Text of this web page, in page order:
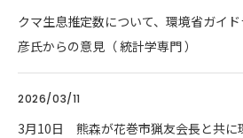
クマ生息推定数について、環境省ガイ
彦氏からの意見（ 統計学専門 ）
2026/03/11
3月10日 熊森が花巻市猟友会長と共に